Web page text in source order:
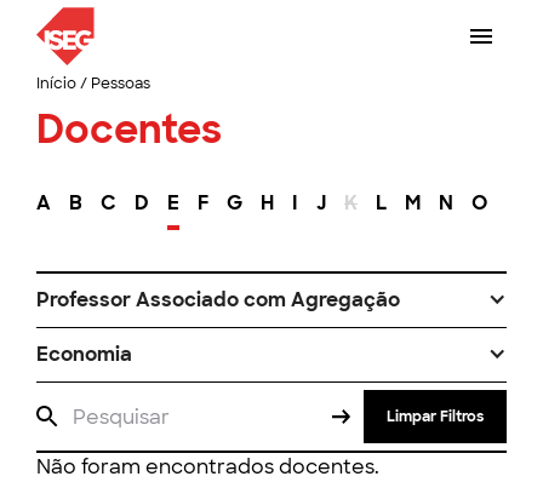
Início/ Pessoas
Docentes
A B C D E F G H I J K L M N O
Professor Associado com Agregação
Economia
Limpar Filtros
Não foram encontrados docentes.